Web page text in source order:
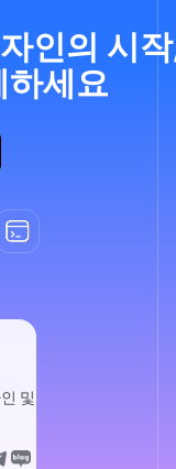
인의 시
하세요
및